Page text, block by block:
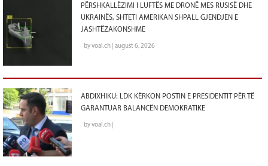
PËRSHKALLËZIMI I LUFTËS ME DRONË MES RUSISË DHE
UKRAINËS, SHTETI AMERIKAN SHPALL GJENDJEN E
JASHTËZAKONSHME
by voal.ch | august 6, 2026
ABDIXHIKU: LDK KËRKON POSTIN E PRESIDENTIT PËR TË
GARANTUAR BALANCËN DEMOKRATIKE
by voal.ch |